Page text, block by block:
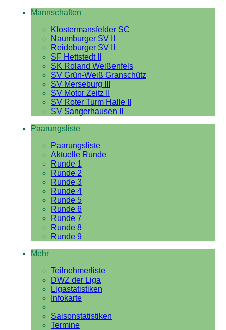
Mannschaften
Klostermansfelder SC
Naumburger SV II
Reideburger SV II
SF Hettstedt II
SK Roland Weißenfels
SV Grün-Weiß Granschütz
SV Merseburg III
SV Motor Zeitz II
SV Roter Turm Halle II
SV Sangerhausen II
Paarungsliste
Paarungsliste
Aktuelle Runde
Runde 1
Runde 2
Runde 3
Runde 4
Runde 5
Runde 6
Runde 7
Runde 8
Runde 9
Mehr
Teilnehmerliste
DWZ der Liga
Ligastatistiken
Infokarte
Saisonstatistiken
Termine